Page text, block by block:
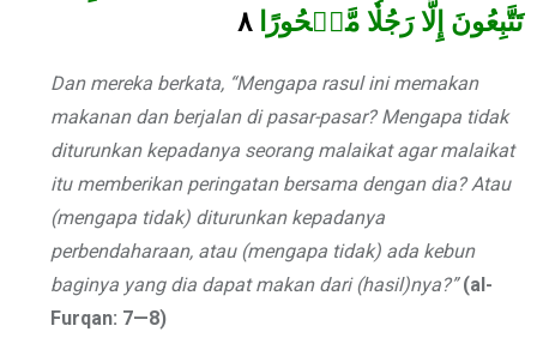
تَتَّبِعُونَ إِلَّا رَجُلٗا مَّسۡحُورًا ٨
Dan mereka berkata, “Mengapa rasul ini memakan
makanan dan berjalan di pasar-pasar? Mengapa tidak
diturunkan kepadanya seorang malaikat agar malaikat
itu memberikan peringatan bersama dengan dia? Atau
(mengapa tidak) diturunkan kepadanya
perbendaharaan, atau (mengapa tidak) ada kebun
baginya yang dia dapat makan dari (hasil)nya?”(al-
Furqan: 7—8)